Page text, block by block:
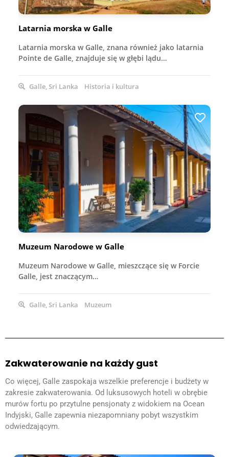
Latarnia morska w Galle
Latarnia morska w Galle, znana również jako latarnia
Pointe de Galle, znajduje się w głębi lądu…
Galle, Sri Lanka Historia i kultura
Muzeum Narodowe w Galle
Muzeum Narodowe w Galle, mieszczące się w Forcie
Galle, jest znaczącym…
Galle, Sri Lanka Muzeum
Zakwaterowanie na każdy gust
Co więcej, Galle zaspokaja wszelkie preferencje i budżety w
zakresie zakwaterowania. Od luksusowych hoteli w obrębie
murów fortu po przytulne pensjonaty z widokiem na Ocean
Indyjski, Galle zapewnia niezapomniany pobyt wszystkim
odwiedzającym.